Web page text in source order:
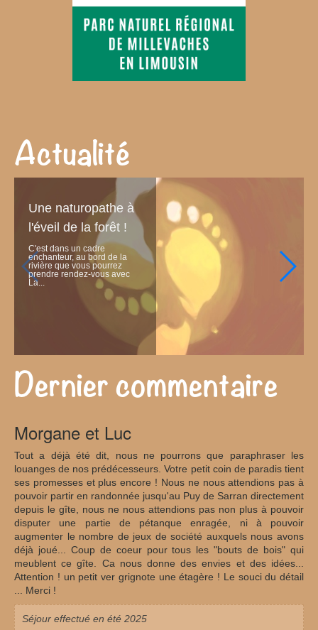
Actualité
Une naturopathe à
l'éveil de la forêt !
C'est dans un cadre
enchanteur, au bord de la
rivière que vous pourrez
prendre rendez-vous avec
La...
Dernier commentaire
Morgane et Luc
Tout a déjà été dit, nous ne pourrons que paraphraser les
louanges de nos prédécesseurs. Votre petit coin de paradis tient
ses promesses et plus encore ! Nous ne nous attendions pas à
pouvoir partir en randonnée jusqu'au Puy de Sarran directement
depuis le gîte, nous ne nous attendions pas non plus à pouvoir
disputer une partie de pétanque enragée, ni à pouvoir
augmenter le nombre de jeux de société auxquels nous avons
déjà joué... Coup de coeur pour tous les "bouts de bois" qui
meublent ce gîte. Ca nous donne des envies et des idées...
Attention ! un petit ver grignote une étagère ! Le souci du détail
... Merci !
Séjour effectué en été 2025